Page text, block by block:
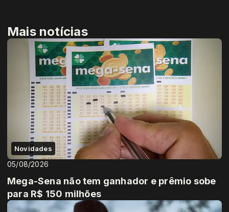
Mais notícias
Novidades
05/08/2026
Mega-Sena não tem ganhador e prêmio sobe
para R$ 150 milhões